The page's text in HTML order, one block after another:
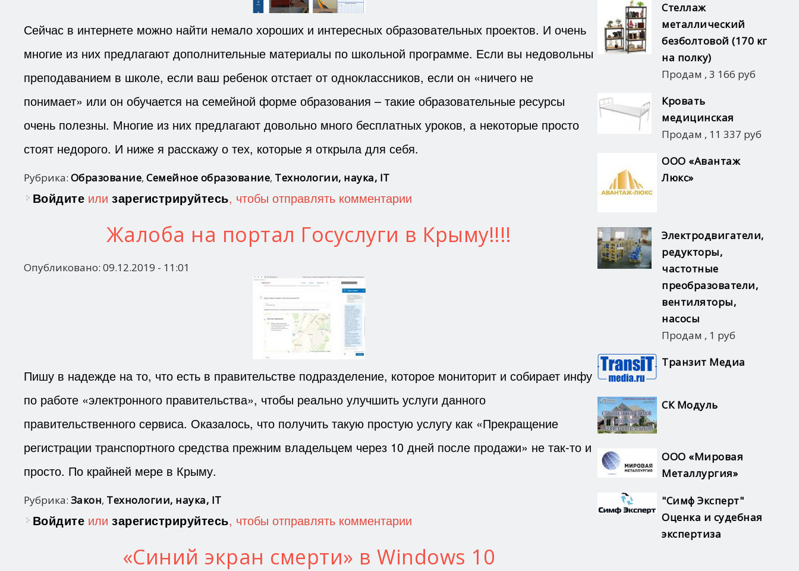
Сейчас в интернете можно найти немало хороших и интересных образовательных проектов. И очень
многие из них предлагают дополнительные материалы по школьной программе. Если вы недовольны
преподаванием в школе, если ваш ребенок отстает от одноклассников, если он «ничего не
понимает» или он обучается на семейной форме образования – такие образовательные ресурсы
очень полезны. Многие из них предлагают довольно много бесплатных уроков, а некоторые просто
стоят недорого. И ниже я расскажу о тех, которые я открыла для себя.
Рубрика: Образование, Семейное образование, Технологии, наука, IT
Войдите или зарегистрируйтесь, чтобы отправлять комментарии
Жалоба на портал Госуслуги в Крыму!!!!
Опубликовано: 09.12.2019 - 11:01
Пишу в надежде на то, что есть в правительстве подразделение, которое мониторит и собирает инфу
по работе «электронного правительства», чтобы реально улучшить услуги данного
правительственного сервиса. Оказалось, что получить такую простую услугу как «Прекращение
регистрации транспортного средства прежним владельцем через 10 дней после продажи» не так-то и
просто. По крайней мере в Крыму.
Рубрика: Закон, Технологии, наука, IT
Войдите или зарегистрируйтесь, чтобы отправлять комментарии
«Синий экран смерти» в Windows 10
Стеллаж
металлический
безболтовой (170 кг
на полку)
Продам , 3 166 руб
Кровать
медицинская
Продам , 11 337 руб
ООО «Авантаж
Люкс»
Электродвигатели,
редукторы,
частотные
преобразователи,
вентиляторы,
насосы
Продам , 1 руб
Транзит Медиа
СК Модуль
ООО «Мировая
Металлургия»
"Симф Эксперт"
Оценка и судебная
экспертиза